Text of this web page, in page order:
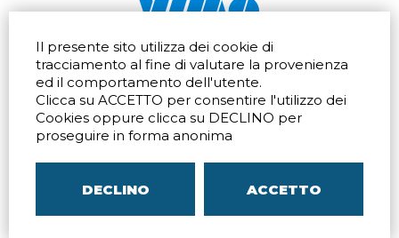
Il presente sito utilizza dei cookie di
tracciamento al fine di valutare la provenienza
ed il comportamento dell'utente.
Clicca su ACCETTO per consentire l'utilizzo dei
Cookies oppure clicca su DECLINO per
proseguire in forma anonima
DECLINO ACCETTO
Via dell'artigianato 32Q
20865 Usmate Velate (MB)
Indicazioni Stradali
Tel. +39 039 672520
Fax +39 039 672568
Email
Via Pontina 583
Roma (RM) 00128
Tel.+39 06 80079273
Indicazioni Stradali
Via San Crispino 64
Padova (PD) 35129
P.IVA00804240968 05096770150– C.C.I.A.A. di